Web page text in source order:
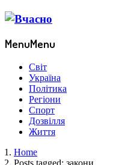
MenuMenu
Світ
Україна
Політика
Регіони
Спорт
Дозвілля
Життя
Home